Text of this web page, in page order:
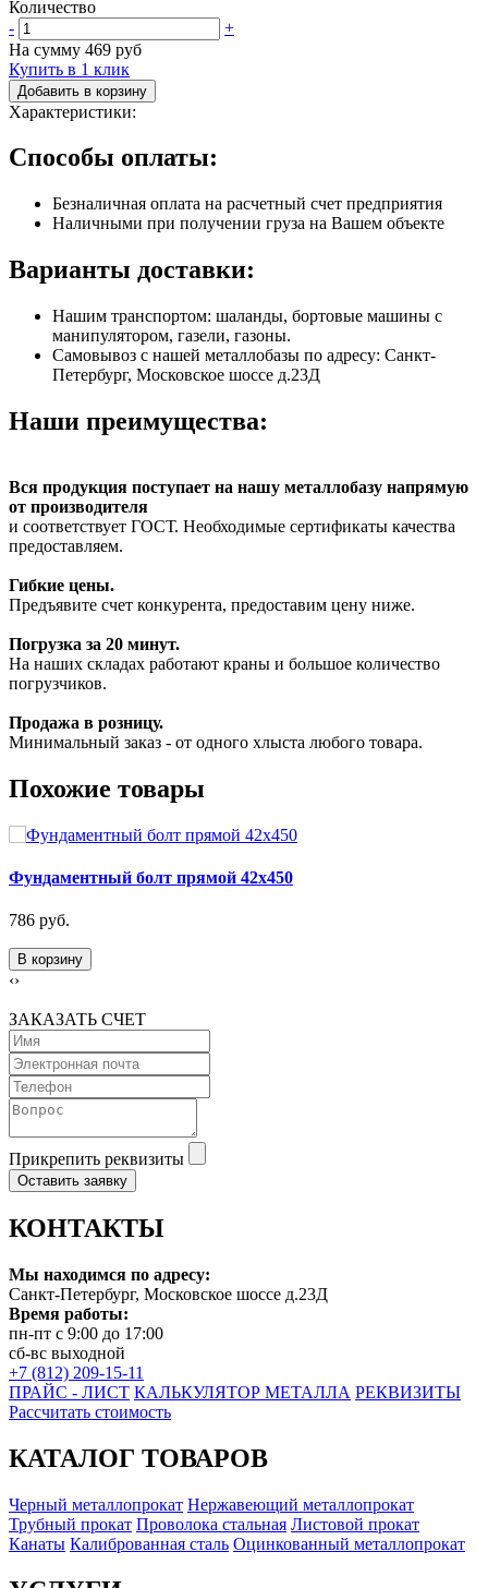
Количество
-
+
На сумму 469 руб
Купить в 1 клик
Добавить в корзину
Характеристики:
Способы оплаты:
Безналичная оплата на расчетный счет предприятия
Наличными при получении груза на Вашем объекте
Варианты доставки:
Нашим транспортом: шаланды, бортовые машины с
манипулятором, газели, газоны.
Самовывоз с нашей металлобазы по адресу: Санкт-
Петербург, Московское шоссе д.23Д
Наши преимущества:
Вся продукция поступает на нашу металлобазу напрямую
от производителя
и соответствует ГОСТ. Необходимые сертификаты качества
предоставляем.
Гибкие цены.
Предъявите счет конкурента, предоставим цену ниже.
Погрузка за 20 минут.
На наших складах работают краны и большое количество
погрузчиков.
Продажа в розницу.
Минимальный заказ - от одного хлыста любого товара.
Похожие товары
Фундаментный болт прямой 42х450
786 руб.
В корзину
‹›
ЗАКАЗАТЬ СЧЕТ
Прикрепить реквизиты
Оставить заявку
КОНТАКТЫ
Мы находимся по адресу:
Санкт-Петербург, Московское шоссе д.23Д
Время работы:
пн-пт с 9:00 до 17:00
сб-вс выходной
+7 (812) 209-15-11
ПРАЙС - ЛИСТ КАЛЬКУЛЯТОР МЕТАЛЛА РЕКВИЗИТЫ
Рассчитать стоимость
КАТАЛОГ ТОВАРОВ
Черный металлопрокат Нержавеющий металлопрокат
Трубный прокат Проволока стальная Листовой прокат
Канаты Калиброванная сталь Оцинкованный металлопрокат